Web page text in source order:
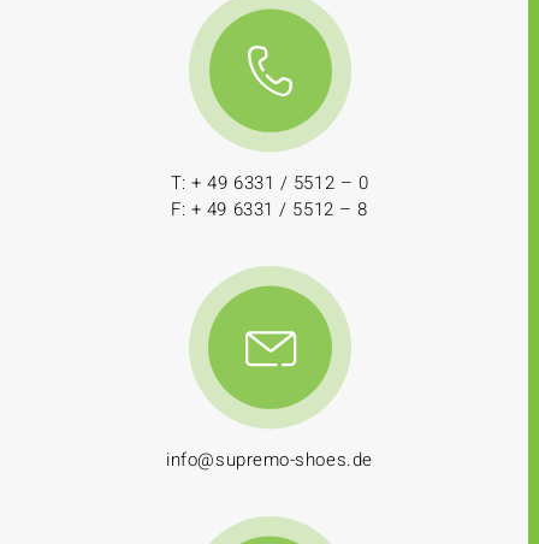
T: + 49 6331 / 5512 – 0
F: + 49 6331 / 5512 – 8
info@supremo-shoes.de